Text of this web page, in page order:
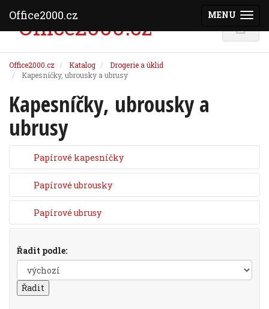
Office2000.cz Katalog
Drogerie a úklid
Kapesníčky, ubrousky a ubrusy
Kapesníčky, ubrousky a
ubrusy
Papírové kapesníčky
Papírové ubrousky
Papírové ubrusy
Řadit podle:
MENU
Office2000.cz